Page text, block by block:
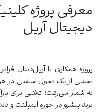
معرفی پروژه
دیجیتال آریل
پروژه همکاری با آریل‌دنتال
بخشی از یک تحول اساسی در
به شمار می‌رفت؛ تلاشی برای
برند پیشرو در حوزه ایمپلنت و